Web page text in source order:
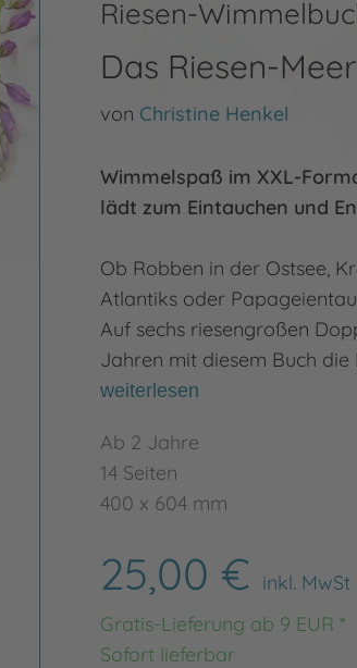
Riesen-
Das Riesen-
von Christine Henkel
Wimmelspaß im XXL-
lädt zum Eintauchen und
Ob Robben in der Ostsee,
Atlantiks oder
Auf sechs riesengroßen
Jahren mit diesem Buch
weiterlesen
Ab 2 Jahre
14 Seiten
400 x 604 mm
25,00 € inkl. MwSt
Gratis-Lieferung ab 9 EUR *
Sofort lieferbar